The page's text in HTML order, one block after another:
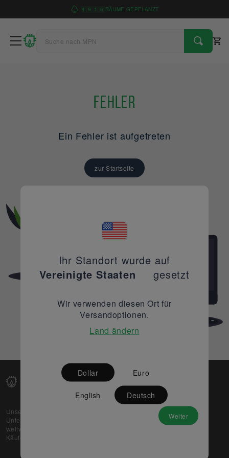
4 9 1 6 BÄUME GEPFLANZT
Fehler
Ein Fehler ist aufgetreten
zur Startseite
Unsere Web-Plattform unterstützt OEM- und EMS-
Unternehmen dabei, ihre überschüssigen Lagerbestände
weltweit zu verkaufen und gleichzeitig den potenziellen
Käufern beste Preise und Qualität zu bieten.
Partner
Ihr Standort wurde auf
Vereinigte Staaten
gesetzt
Wir verwenden diesen Ort für
Versandoptionen.
Land ändern
Dollar Euro
English Deutsch
Weiter